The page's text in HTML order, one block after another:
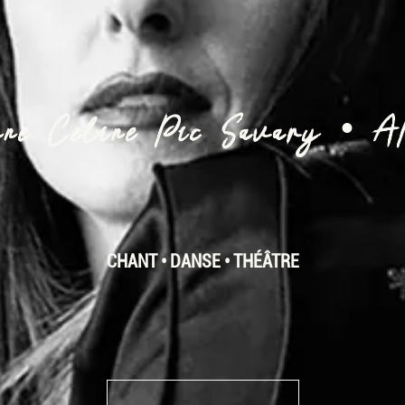
Céline Pic Savary •
CHANT • DANSE • THÉÂTRE